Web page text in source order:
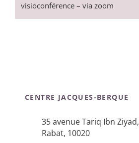
visioconférence – via zoom
CENTRE JACQUES-BERQUE
35 avenue Tariq Ibn Ziyad,
Rabat, 10020